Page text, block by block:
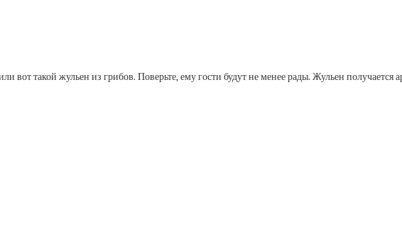
вот такой жульен из грибов. Поверьте, ему гости будут не менее рады. Жульен получается